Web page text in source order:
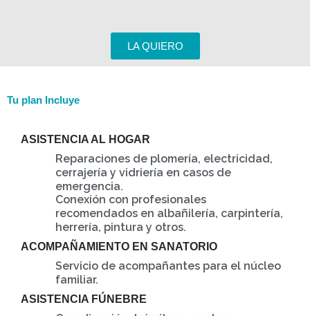
LA QUIERO
Tu plan Incluye
ASISTENCIA AL HOGAR
Reparaciones de plomería, electricidad,
cerrajería y vidriería en casos de
emergencia.
Conexión con profesionales
recomendados en albañilería, carpintería,
herrería, pintura y otros.
ACOMPAÑAMIENTO EN SANATORIO
Servicio de acompañantes para el núcleo
familiar.
ASISTENCIA FÚNEBRE